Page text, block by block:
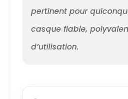
pertinent pour
casque fiable,
d’utilisation.